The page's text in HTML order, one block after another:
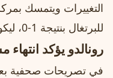
التغييرات ويتمسك
للبرتغال بنتيجة 1-0، ليكون هذا الفوز نهاية مشاركة رونالدو التاريخية السادسة في كأس العالم.
رونالدو يؤكد
في تصريحات صحفية بعد